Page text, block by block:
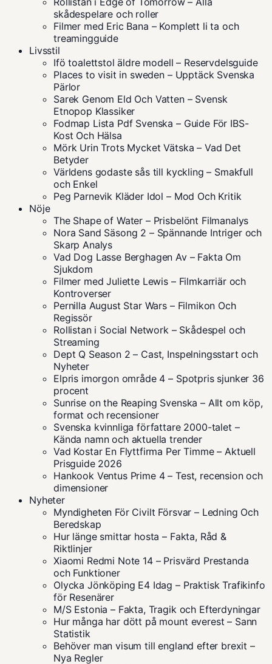
skådespelare och roller
Filmer med Eric Bana – Komplett li ta och
treamingguide
Livsstil
Ifö toalettstol äldre modell – Reservdelsguide
Places to visit in sweden – Upptäck Svenska
Pärlor
Sarek Genom Eld Och Vatten – Svensk
Etnopop Klassiker
Fodmap Lista Pdf Svenska – Guide För IBS-
Kost Och Hälsa
Mörk Urin Trots Mycket Vätska – Vad Det
Betyder
Världens godaste sås till kyckling – Smakfull
och Enkel
Peg Parnevik Kläder Idol – Mod Och Kritik
Nöje
The Shape of Water – Prisbelönt Filmanalys
Nora Sand Säsong 2 – Spännande Intriger och
Skarp Analys
Vad Dog Lasse Berghagen Av – Fakta Om
Sjukdom
Filmer med Juliette Lewis – Filmkarriär och
Kontroverser
Pernilla August Star Wars – Filmikon Och
Regissör
Rollistan i Social Network – Skådespel och
Streaming
Dept Q Season 2 – Cast, Inspelningsstart och
Nyheter
Elpris imorgon område 4 – Spotpris sjunker 36
procent
Sunrise on the Reaping Svenska – Allt om köp,
format och recensioner
Svenska kvinnliga författare 2000-talet –
Kända namn och aktuella trender
Vad Kostar En Flyttfirma Per Timme – Aktuell
Prisguide 2026
Hankook Ventus Prime 4 – Test, recension och
dimensioner
Nyheter
Myndigheten För Civilt Försvar – Ledning Och
Beredskap
Hur länge smittar hosta – Fakta, Råd &
Riktlinjer
Xiaomi Redmi Note 14 – Prisvärd Prestanda
och Funktioner
Olycka Jönköping E4 Idag – Praktisk Trafikinfo
för Resenärer
M/S Estonia – Fakta, Tragik och Efterdyningar
Hur många har dött på mount everest – Sann
Statistik
Behöver man visum till england efter brexit –
Nya Regler